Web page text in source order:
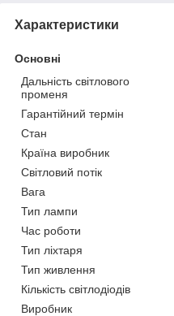
Характеристики
Основні
Дальність світлового
променя
Гарантійний термін
Стан
Країна виробник
Світловий потік
Вага
Тип лампи
Час роботи
Тип ліхтаря
Тип живлення
Кількість світлодіодів
Виробник